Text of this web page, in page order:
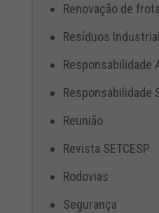
Renovação de frota
Resíduos
Responsabilidade
Responsabilidade
Reunião
Revista SETCESP
Rodovias
Segurança